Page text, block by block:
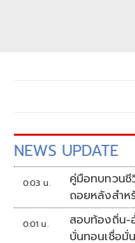
NEWS UPDATE
0:03 น.
คู่มือทบทวนชี
ถอยหลังสำห
0:01 น.
สอบท้องถิ่น-
บั่นทอนเชื่อมั่